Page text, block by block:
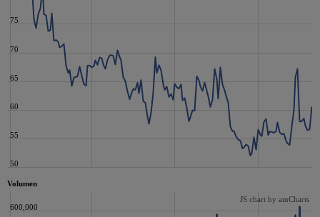
50
55
60
65
70
75
Volumen
600,000
JS chart by amCharts